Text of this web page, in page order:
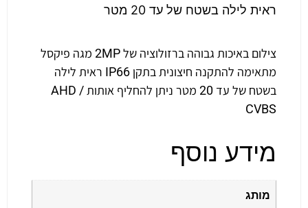
ראית לילה בשטח של עד 20 מטר
צילום באיכות גבוהה ברזולוציה של 2MP מגה פיקסל
מתאימה להתקנה חיצונית בתקן IP66 ראית לילה
בשטח של עד 20 מטר ניתן להחליף אותות AHD /
CVBS
מידע נוסף
מותג